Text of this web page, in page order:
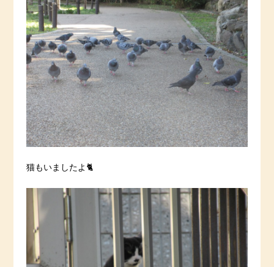
猫もいましたよ🐈